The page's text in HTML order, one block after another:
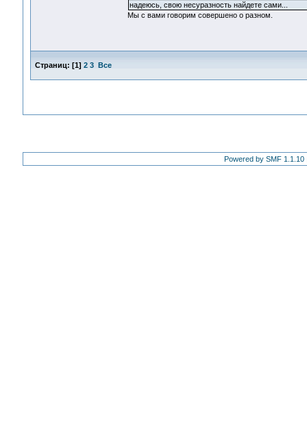
надеюсь, свою несуразность найдете сами...
Мы с вами говорим совершено о разном.
Страниц: [1] 2 3 Все
Powered by SMF 1.1.10